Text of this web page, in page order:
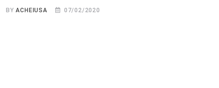
BYACHEIUSA 07/02/2020